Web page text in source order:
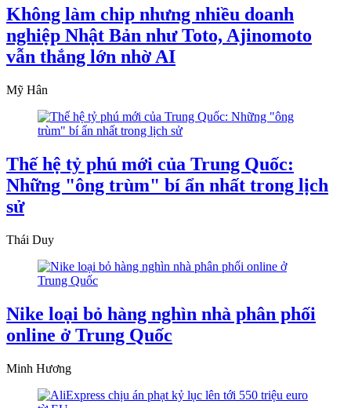
Không làm chip nhưng nhiều doanh
nghiệp Nhật Bản như Toto, Ajinomoto
vẫn thắng lớn nhờ AI
Mỹ Hân
Thế hệ tỷ phú mới của Trung Quốc:
Những "ông trùm" bí ẩn nhất trong lịch
sử
Thái Duy
Nike loại bỏ hàng nghìn nhà phân phối
online ở Trung Quốc
Minh Hương